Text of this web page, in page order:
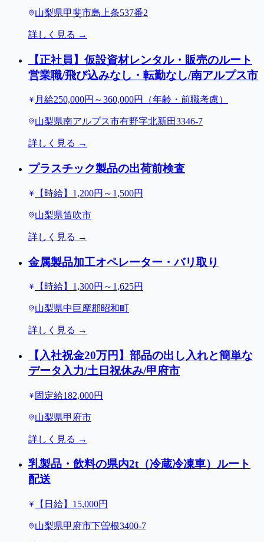
山梨県甲斐市島上条537番2
詳しく見る →
【正社員】仮設資材レンタル・販売のルート
営業職/飛び込みなし・転勤なし/南アルプス市
月給250,000円～360,000円（年齢・前職考慮）
山梨県南アルプス市有野字北新田3346-7
詳しく見る →
プラスチック製品の出荷前検査
【時給】1,200円～1,500円
山梨県笛吹市
詳しく見る →
金属製品加工オペレーター・バリ取り
【時給】1,300円～1,625円
山梨県中巨摩郡昭和町
詳しく見る →
【入社祝金20万円】部品の出し入れと簡単な
データ入力/土日祝休み/甲府市
固定給182,000円
山梨県甲府市
詳しく見る →
乳製品・飲料の県内2t（冷蔵冷凍車）ルート
配送
【日給】15,000円
山梨県甲府市下曽根3400-7